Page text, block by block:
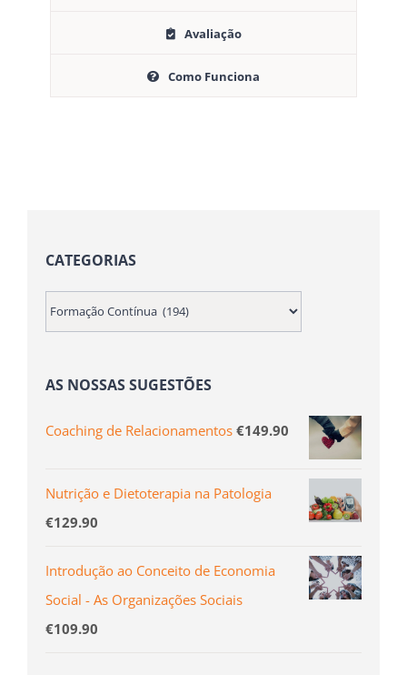
Avaliação
Como Funciona
CATEGORIAS
AS NOSSAS SUGESTÕES
Coaching de Relacionamentos €149.90
Nutrição e Dietoterapia na Patologia
€129.90
Introdução ao Conceito de Economia
Social - As Organizações Sociais
€109.90